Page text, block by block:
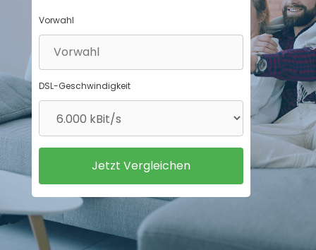
Vorwahl
DSL-Geschwindigkeit